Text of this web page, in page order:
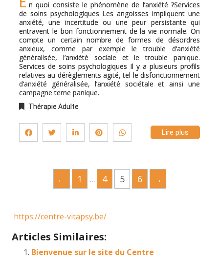
n quoi consiste le phénomène de l’anxiété ?Services
de soins psychologiques Les angoisses impliquent une
anxiété, une incertitude ou une peur persistante qui
entravent le bon fonctionnement de la vie normale. On
compte un certain nombre de formes de désordres
anxieux, comme par exemple le trouble d’anxiété
généralisée, l’anxiété sociale et le trouble panique.
Services de soins psychologiques Il y a plusieurs profils
relatives au dérèglements agité, tel le disfonctionnement
d’anxiété généralisée, l’anxiété sociétale et ainsi une
campagne terne panique.
Thérapie Adulte
Lire plus
← 1 … 4 5 6 →
https://centre-vitapsy.be/
Articles Similaires:
Bienvenue sur le site du Centre